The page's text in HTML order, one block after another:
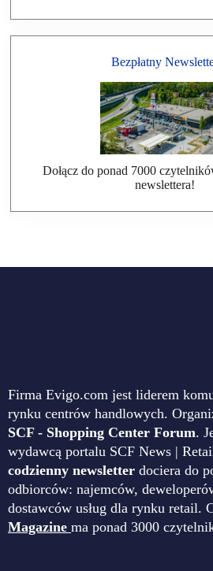
Bezpłatny
Dołącz do ponad 7000
newslettera!
Firma Evigo.com jest liderem
rynku centrów handlowych.
SCF - Shopping Center Forum.
wydawcą portalu SCF News |
codzienny newsletter dociera do
odbiorców: najemców,
dostawców usług dla rynku retail.
Magazine ma ponad 3000